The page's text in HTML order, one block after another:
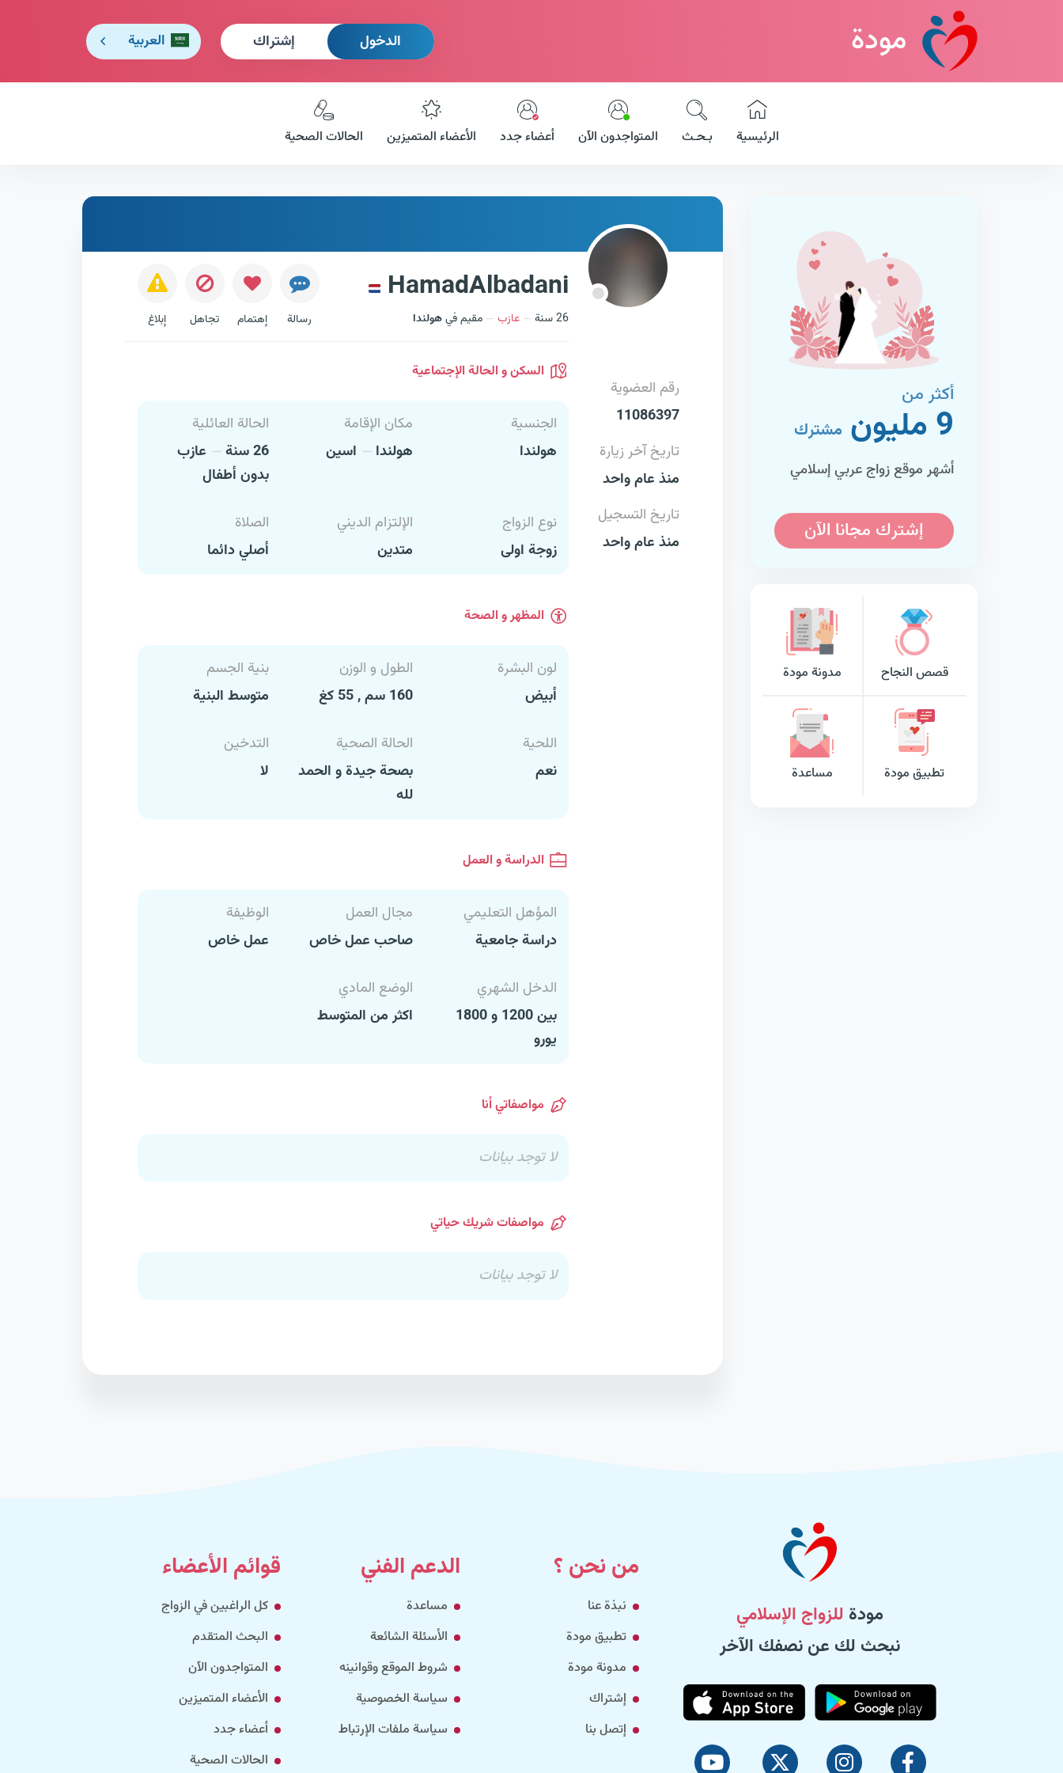
مودة الدخول إشتراك العربية
الرئيسية بـحـث المتواجدون الآن أعضاء جدد الأعضاء المتميزين الحالات الصحية
أكثر من
9 مليون مشترك
أشهر موقع زواج عربي إسلامي
إشترك مجانا الآن
قصص النجاح مدونة مودة
تطبيق مودة مساعدة
HamadAlbadani
26 سنة عازب مقيم فيهولندا رسالة إهتمام تجاهل إبلاغ
رقم العضوية
11086397
تاريخ آخر زيارة
منذ عام واحد
تاريخ التسجيل
منذ عام واحد
السكن و الحالة الإجتماعية
الجنسية
هولندا
مكان الإقامة
هولندا
اسين
الحالة العائلية
26 سنة
عازب
بدون أطفال
نوع الزواج
زوجة اولى
الإلتزام الديني
متدين
الصلاة
أصلي دائما
المظهر و الصحة
لون البشرة
أبيض
الطول و الوزن
160 سم , 55 كغ
بنية الجسم
متوسط البنية
اللحية
نعم
الحالة الصحية
بصحة جيدة و الحمد
لله
التدخين
لا
الدراسة و العمل
المؤهل التعليمي
دراسة جامعية
مجال العمل
صاحب عمل خاص
الوظيفة
عمل خاص
الدخل الشهري
بين 1200 و 1800
يورو
الوضع المادي
اكثر من المتوسط
مواصفاتي أنا
لا توجد بيانات
مواصفات شريك حياتي
لا توجد بيانات
مودة للزواج الإسلامي
نبحث لك عن نصفك الآخر
من نحن ؟
نبذة عنا
تطبيق مودة
مدونة مودة
إشتراك
إتصل بنا
الدعم الفني
مساعدة
الأسئلة الشائعة
شروط الموقع وقوانينه
سياسة الخصوصية
سياسة ملفات الإرتباط
قوائم الأعضاء
كل الراغبين في الزواج
البحث المتقدم
المتواجدون الآن
الأعضاء المتميزين
أعضاء جدد
الحالات الصحية